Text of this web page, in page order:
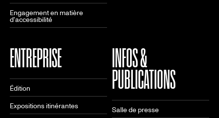
Engagement en matière
d'accessibilité
ENTREPRISE
Édition
Expositions itinérantes
INFOS &
PUBLICATIONS
Salle de presse